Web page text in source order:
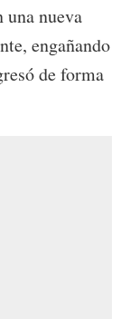
una nueva
engañando
de forma